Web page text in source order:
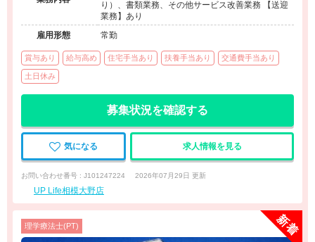
り）、書類業務、その他サービス改善業務 【送迎
業務】あり
雇用形態
常勤
賞与あり 給与高め 住宅手当あり 扶養手当あり 交通費手当あり
土日休み
募集状況を確認する
気になる 求人情報を見る
お問い合わせ番号 : J101247224 2026年07月29日 更新
UP Life相模大野店
理学療法士(PT)